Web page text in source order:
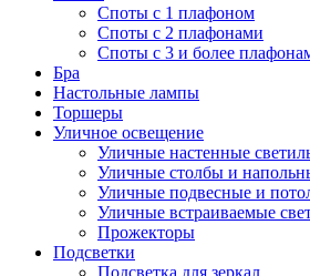
Споты с 1 плафоном
Споты с 2 плафонами
Споты с 3 и более
Бра
Настольные лампы
Торшеры
Уличное освещение
Уличные настенные
Уличные столбы и
Уличные подвесные и
Уличные встраиваемые
Прожекторы
Подсветки
Подсветка для зеркал